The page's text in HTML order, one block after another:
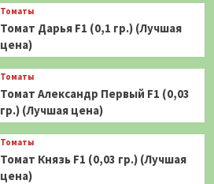
Томаты
Томат Дарья F1 (0,1 гр.) (Лучшая
цена)
Томаты
Томат Александр Первый F1 (0,03
гр.) (Лучшая цена)
Томаты
Томат Князь F1 (0,03 гр.) (Лучшая
цена)